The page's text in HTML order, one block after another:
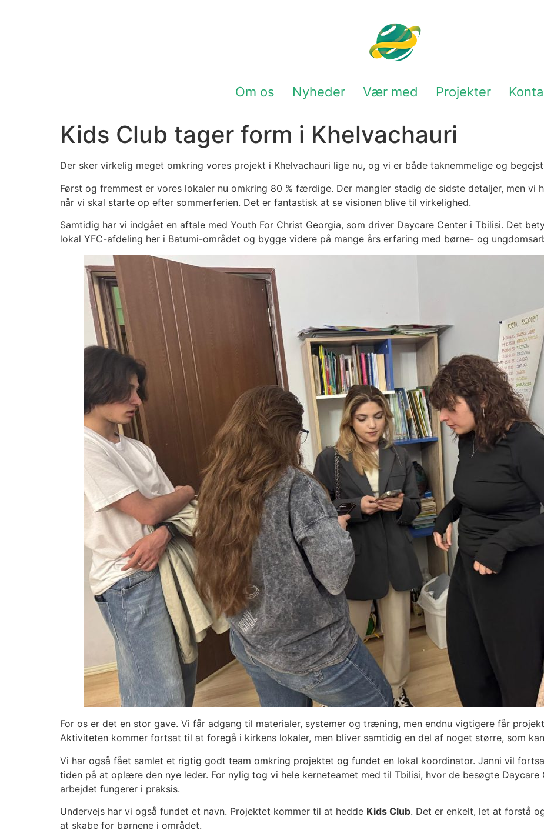
Om os Nyheder Vær med Projekter
Kids Club tager form i Khelvachauri
Der sker virkelig meget omkring vores projekt i Khelvachauri lige nu, og vi er både taknemmelige og
Først og fremmest er vores lokaler nu omkring 80 % færdige. Der mangler stadig de sidste detaljer, men vi
når vi skal starte op efter sommerferien. Det er fantastisk at se visionen blive til virkelighed.
Samtidig har vi indgået en aftale med Youth For Christ Georgia, som driver Daycare Center i Tbilisi. Det
lokal YFC-afdeling her i Batumi-området og bygge videre på mange års erfaring med børne- og
For os er det en stor gave. Vi får adgang til materialer, systemer og træning, men endnu vigtigere får
Aktiviteten kommer fortsat til at foregå i kirkens lokaler, men bliver samtidig en del af noget større, som
Vi har også fået samlet et rigtig godt team omkring projektet og fundet en lokal koordinator. Janni vil
tiden på at oplære den nye leder. For nylig tog vi hele kerneteamet med til Tbilisi, hvor de besøgte
arbejdet fungerer i praksis.
Undervejs har vi også fundet et navn. Projektet kommer til at hedde Kids Club. Det er enkelt, let at forstå
at skabe for børnene i området.